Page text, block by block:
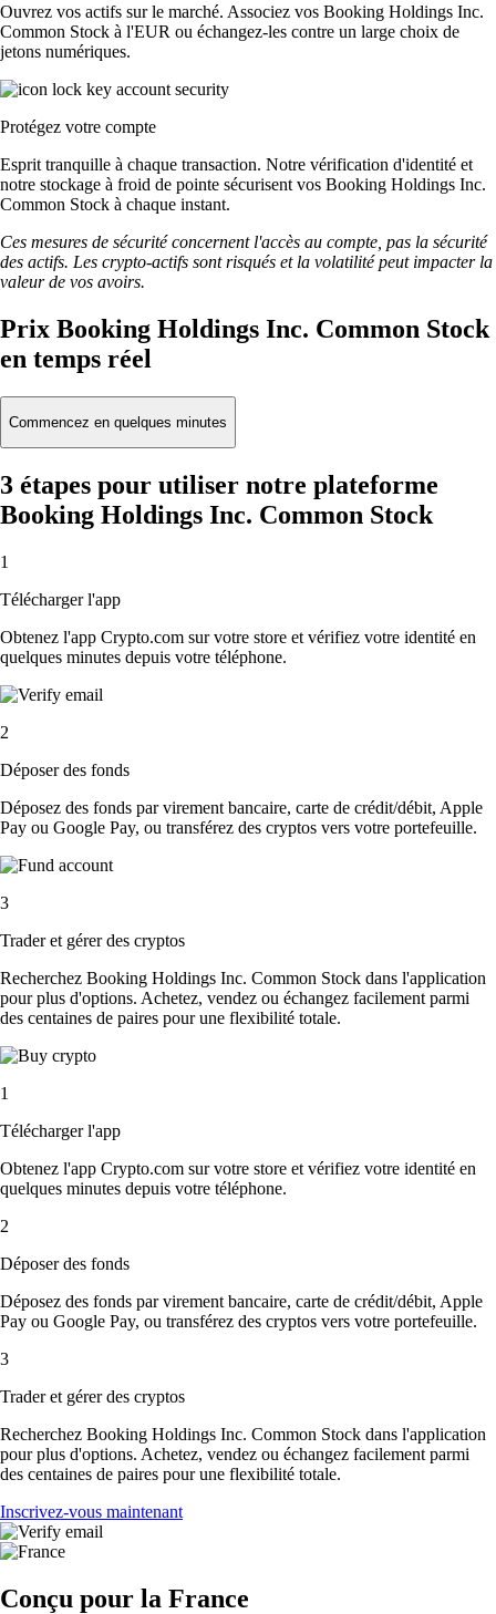
Ouvrez vos actifs sur le marché. Associez vos Booking Holdings Inc.
Common Stock à l'EUR ou échangez-les contre un large choix de
jetons numériques.
Protégez votre compte
Esprit tranquille à chaque transaction. Notre vérification d'identité et
notre stockage à froid de pointe sécurisent vos Booking Holdings Inc.
Common Stock à chaque instant.
Ces mesures de sécurité concernent l'accès au compte, pas la sécurité
des actifs. Les crypto-actifs sont risqués et la volatilité peut impacter la
valeur de vos avoirs.
Prix Booking Holdings Inc. Common Stock
en temps réel
Commencez en quelques minutes
3 étapes pour utiliser notre plateforme
Booking Holdings Inc. Common Stock
1
Télécharger l'app
Obtenez l'app Crypto.com sur votre store et vérifiez votre identité en
quelques minutes depuis votre téléphone.
2
Déposer des fonds
Déposez des fonds par virement bancaire, carte de crédit/débit, Apple
Pay ou Google Pay, ou transférez des cryptos vers votre portefeuille.
3
Trader et gérer des cryptos
Recherchez Booking Holdings Inc. Common Stock dans l'application
pour plus d'options. Achetez, vendez ou échangez facilement parmi
des centaines de paires pour une flexibilité totale.
1
Télécharger l'app
Obtenez l'app Crypto.com sur votre store et vérifiez votre identité en
quelques minutes depuis votre téléphone.
2
Déposer des fonds
Déposez des fonds par virement bancaire, carte de crédit/débit, Apple
Pay ou Google Pay, ou transférez des cryptos vers votre portefeuille.
3
Trader et gérer des cryptos
Recherchez Booking Holdings Inc. Common Stock dans l'application
pour plus d'options. Achetez, vendez ou échangez facilement parmi
des centaines de paires pour une flexibilité totale.
Inscrivez-vous maintenant
Conçu pour la France